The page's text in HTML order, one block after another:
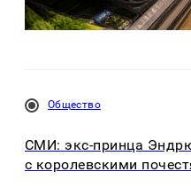
Общество
СМИ: экс-принца
с королевскими